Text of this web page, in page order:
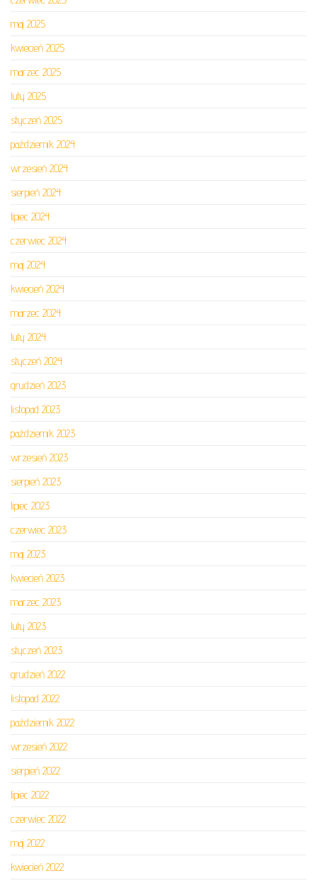
maj 2025
kwiecień 2025
marzec 2025
luty 2025
styczeń 2025
październik 2024
wrzesień 2024
sierpień 2024
lipiec 2024
czerwiec 2024
maj 2024
kwiecień 2024
marzec 2024
luty 2024
styczeń 2024
grudzień 2023
listopad 2023
październik 2023
wrzesień 2023
sierpień 2023
lipiec 2023
czerwiec 2023
maj 2023
kwiecień 2023
marzec 2023
luty 2023
styczeń 2023
grudzień 2022
listopad 2022
październik 2022
wrzesień 2022
sierpień 2022
lipiec 2022
czerwiec 2022
maj 2022
kwiecień 2022